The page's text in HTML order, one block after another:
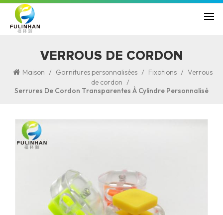
VERROUS DE CORDON
Maison / Garnitures personnalisées / Fixations / Verrous
de cordon /
Serrures De Cordon Transparentes À Cylindre Personnalisé